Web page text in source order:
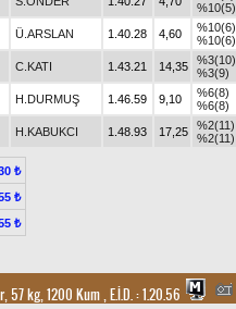
%10(5)
Ü.ARSLAN 1.40.28 4,60
%10(6)
%10(6)
C.KATI 1.43.21 14,35
%3(10)
%3(9)
H.DURMUŞ 1.46.59 9,10
%6(8)
%6(8)
H.KABUKCI 1.48.93 17,25
%2(11)
%2(11)
₺
₺
₺
57 kg, 1200 Kum,E.İ.D. :1.20.56